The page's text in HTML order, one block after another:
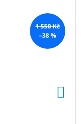
1 550 Kč
–38 %